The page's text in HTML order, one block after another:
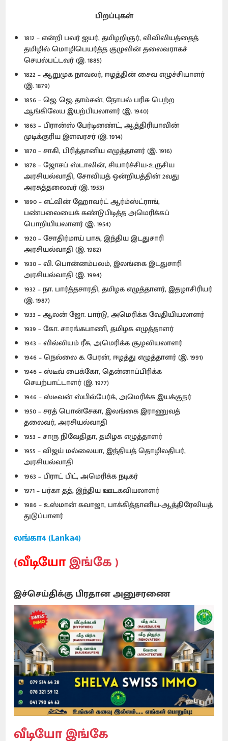
பிறப்புகள்
1812 – என்றி பவர் ஐயர், தமிழறிஞர், விவிலியத்தைத்
தமிழில் மொழிபெயர்த்த குழுவின் தலைவராகச்
செயல்பட்டவர் (இ. 1885)
1822 – ஆறுமுக நாவலர், ஈழத்தின் சைவ எழுச்சியாளர்
(இ. 1879)
1856 – ஜெ. ஜெ. தாம்சன், நோபல் பரிசு பெற்ற
ஆங்கிலேய இயற்பியலாளர் (இ. 1940)
1863 – பிரான்ஸ் பேர்டினண்ட், ஆத்திரியாவின்
முடிக்குரிய இளவரசர் (இ. 1914)
1870 – சாகி, பிரித்தானிய எழுத்தாளர் (இ. 1916)
1878 – ஜோசப் ஸ்டாலின், சியார்ச்சிய-உருசிய
அரசியல்வாதி, சோவியத் ஒன்றியத்தின் 2வது
அரசுத்தலைவர் (இ. 1953)
1890 – எட்வின் ஹோவர்ட் ஆர்ம்ஸ்ட்ராங்,
பண்பலையைக் கண்டுபிடித்த அமெரிக்கப்
பொறியியலாளர் (இ. 1954)
1920 – சோதிர்மாய் பாசு, இந்திய இடதுசாரி
அரசியல்வாதி (இ. 1982)
1930 – வி. பொன்னம்பலம், இலங்கை இடதுசாரி
அரசியல்வாதி (இ. 1994)
1932 – நா. பார்த்தசாரதி, தமிழக எழுத்தாளர், இதழாசிரியர்
(இ. 1987)
1933 – ஆலன் ஜோ. பார்டு, அமெரிக்க வேதியியலாளர்
1939 – கோ. சாரங்கபாணி, தமிழக எழுத்தாளர்
1943 – வில்லியம் ரீசு, அமெரிக்க சூழலியலாளர்
1946 – நெல்லை க. பேரன், ஈழத்து எழுத்தாளர் (இ. 1991)
1946 – ஸ்டீவ் பைக்கோ, தென்னாப்பிரிக்க
செயற்பாட்டாளர் (இ. 1977)
1946 – ஸ்டீவன் ஸ்பில்பேர்க், அமெரிக்க இயக்குநர்
1950 – சரத் பொன்சேகா, இலங்கை இராணுவத்
தலைவர், அரசியல்வாதி
1953 – சாரு நிவேதிதா, தமிழக எழுத்தாளர்
1955 – விஜய் மல்லையா, இந்தியத் தொழிலதிபர்,
அரசியல்வாதி
1963 – பிராட் பிட், அமெரிக்க நடிகர்
1971 – பர்கா தத், இந்திய ஊடகவியலாளர்
1986 – உஸ்மான் கவாஜா, பாக்கித்தானிய-ஆத்திரேலியத்
துடுப்பாளர்
லங்கா4 (Lanka4)
(வீடியோஇங்கே )
இச்செய்திக்கு பிரதான அனுசரணை
வீடியோ இங்கே